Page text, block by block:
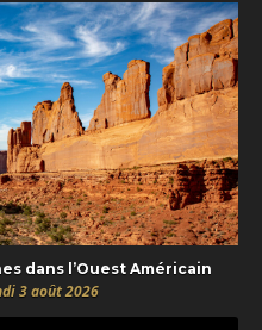
dans l’Ouest Américain
3 août 2026